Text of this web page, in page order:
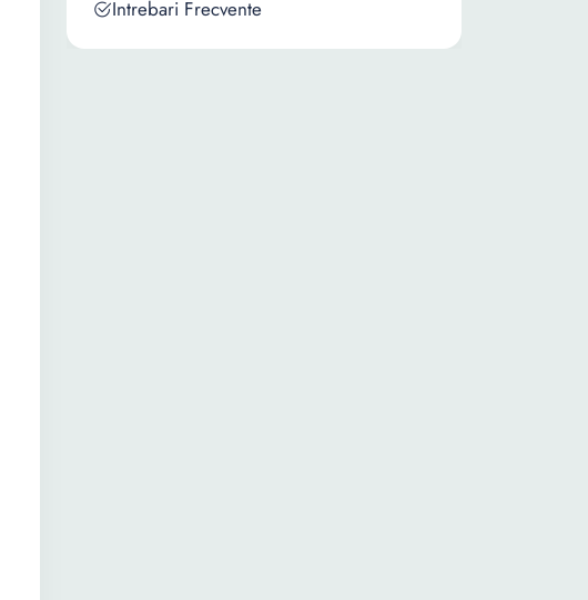
Intrebari Frecvente